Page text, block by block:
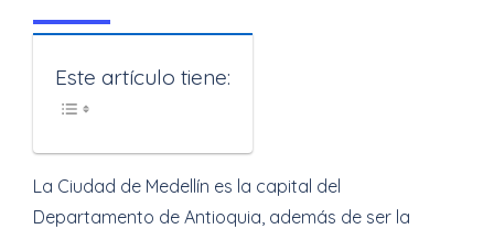
Este artículo tiene:
La Ciudad de Medellín es la capital del
Departamento de Antioquia, además de ser la